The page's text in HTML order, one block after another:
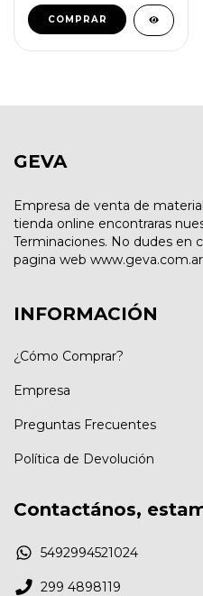
COMPRAR
GEVA
Empresa de venta de
tienda online encontraras
Terminaciones. No dudes en
pagina web www.geva.com.ar
INFORMACIÓN
¿Cómo Comprar?
Empresa
Preguntas Frecuentes
Política de Devolución
Contactános,
5492994521024
299 4898119